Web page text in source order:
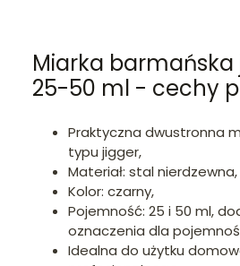
Miarka barmańska
25-50 ml - cechy
Praktyczna dwustronna
typu jigger,
Materiał: stal nierdzewna,
Kolor: czarny,
Pojemność: 25 i 50 ml,
oznaczenia dla
Idealna do użytku